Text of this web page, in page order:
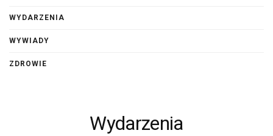
WYDARZENIA
WYWIADY
ZDROWIE
Wydarzenia